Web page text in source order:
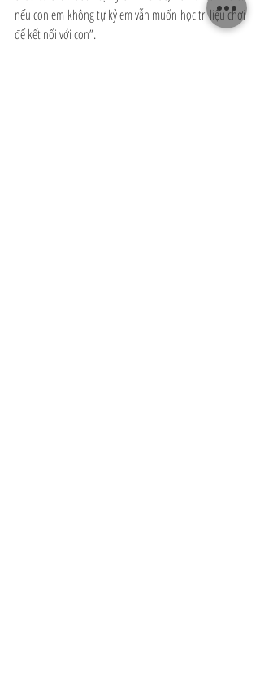
nếu con em không tự kỷ em vẫn muốn học trị liệu chơi
để kết nối với con”.